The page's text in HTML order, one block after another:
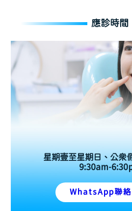
應診時間
星期壹至星期日、公眾
9:30am-
WhatsApp聯絡